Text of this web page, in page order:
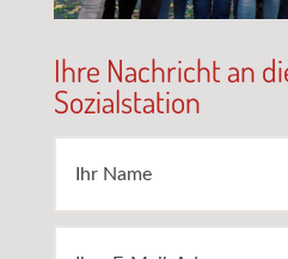
Ihre Nachricht an
Sozialstation